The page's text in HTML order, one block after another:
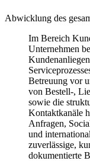
Abwicklung des
Im Bereich
Unternehmen
Betreuung vor
von Bestell-,
sowie die
Kontaktkanäle
Anfragen,
und
zuverlässige,
dokumentierte